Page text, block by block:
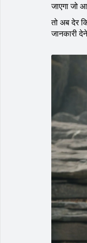
जाएगा जो
तो अब देर
जानकारी